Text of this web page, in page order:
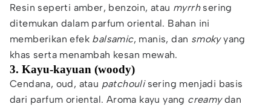
Resin seperti amber, benzoin, atau myrrh sering
ditemukan dalam parfum oriental. Bahan ini
memberikan efek balsamic, manis, dan smokyyang
khas serta menambah kesan mewah.
3. Kayu-kayuan (woody)
Cendana, oud, atau patchouli sering menjadi basis
dari parfum oriental. Aroma kayu yang creamydan